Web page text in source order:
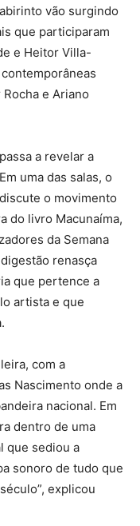
vão surgindo
que participaram
e Heitor Villa-
e Ariano
a revelar a
uma das salas, o
o movimento
do livro Macunaíma,
da Semana
renasça
que pertence a
artista e que
com a
Nascimento onde a
nacional. Em
dentro de uma
que sediou a
sonoro de tudo que
explicou